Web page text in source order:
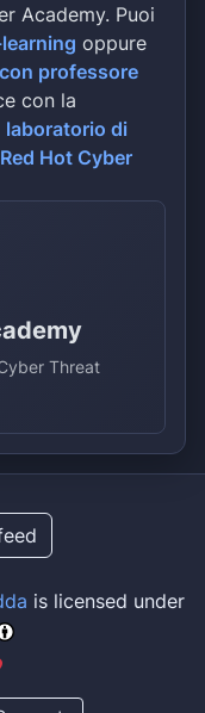
Academy. Puoi
oppure
professore
con la
laboratorio di
Red Hot Cyber
Threat
is licensed under